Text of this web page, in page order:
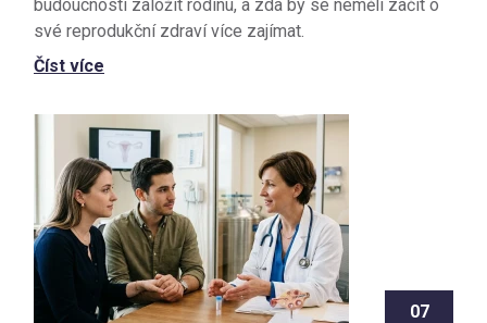
budoucnosti založit rodinu, a zda by se neměli začít o
své reprodukční zdraví více zajímat.
Číst více
07